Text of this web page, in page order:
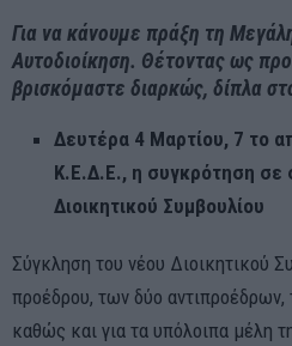
Για να κάνουμε πράξη τη
Αυτοδιοίκηση. Θέτοντας ως
βρισκόμαστε διαρκώς, δίπλα
Δευτέρα 4 Μαρτίου, 7 το
Κ.Ε.Δ.Ε., η συγκρότηση σε
Διοικητικού Συμβουλίου
Σύγκληση του νέου Διοικητικού
προέδρου, των δύο αντιπροέδρων,
καθώς και για τα υπόλοιπα μέλη